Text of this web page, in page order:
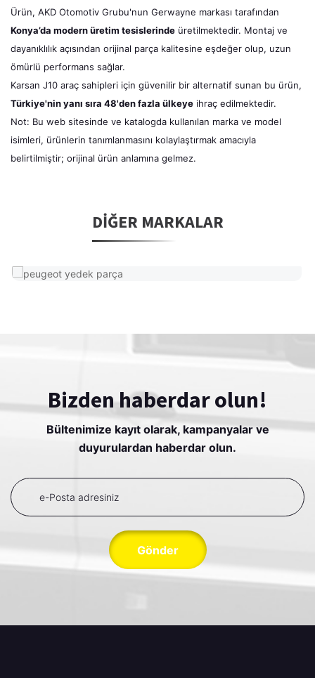
Ürün, AKD Otomotiv Grubu'nun Gerwayne markası tarafından
Konya’da modern üretim tesislerinde üretilmektedir. Montaj ve
dayanıklılık açısından orijinal parça kalitesine eşdeğer olup, uzun
ömürlü performans sağlar.
Karsan J10 araç sahipleri için güvenilir bir alternatif sunan bu ürün,
Türkiye'nin yanı sıra 48'den fazla ülkeye ihraç edilmektedir.
Not: Bu web sitesinde ve katalogda kullanılan marka ve model
isimleri, ürünlerin tanımlanmasını kolaylaştırmak amacıyla
belirtilmiştir; orijinal ürün anlamına gelmez.
DIĞER MARKALAR
Bizden haberdar olun!
Bültenimize kayıt olarak, kampanyalar ve
duyurulardan haberdar olun.
Gönder